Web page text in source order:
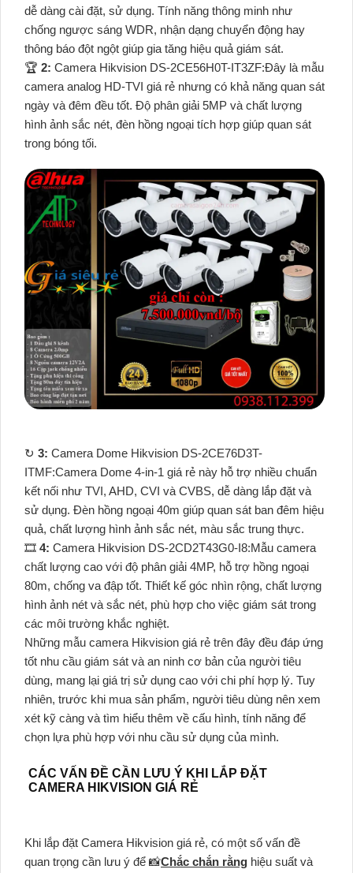
dễ dàng cài đặt, sử dụng. Tính năng thông minh như
chống ngược sáng WDR, nhận dạng chuyển động hay
thông báo đột ngột giúp gia tăng hiệu quả giám sát.
️🏆 2: Camera Hikvision DS-2CE56H0T-IT3ZF:Đây là mẫu
camera analog HD-TVI giá rẻ nhưng có khả năng quan sát
ngày và đêm đều tốt. Độ phân giải 5MP và chất lượng
hình ảnh sắc nét, đèn hồng ngoại tích hợp giúp quan sát
trong bóng tối.
↻ 3: Camera Dome Hikvision DS-2CE76D3T-
ITMF:Camera Dome 4-in-1 giá rẻ này hỗ trợ nhiều chuẩn
kết nối như TVI, AHD, CVI và CVBS, dễ dàng lắp đặt và
sử dụng. Đèn hồng ngoại 40m giúp quan sát ban đêm hiệu
quả, chất lượng hình ảnh sắc nét, màu sắc trung thực.
🎞 4: Camera Hikvision DS-2CD2T43G0-I8:Mẫu camera
chất lượng cao với độ phân giải 4MP, hỗ trợ hồng ngoại
80m, chống va đập tốt. Thiết kế góc nhìn rộng, chất lượng
hình ảnh nét và sắc nét, phù hợp cho việc giám sát trong
các môi trường khắc nghiệt.
Những mẫu camera Hikvision giá rẻ trên đây đều đáp ứng
tốt nhu cầu giám sát và an ninh cơ bản của người tiêu
dùng, mang lại giá trị sử dụng cao với chi phí hợp lý. Tuy
nhiên, trước khi mua sản phẩm, người tiêu dùng nên xem
xét kỹ càng và tìm hiểu thêm về cấu hình, tính năng để
chọn lựa phù hợp với nhu cầu sử dụng của mình.
CÁC VẤN ĐỀ CẦN LƯU Ý KHI LẮP ĐẶT
CAMERA HIKVISION GIÁ RẺ
Khi lắp đặt Camera Hikvision giá rẻ, có một số vấn đề
quan trọng cần lưu ý để 📸Chắc chắn rằng hiệu suất và